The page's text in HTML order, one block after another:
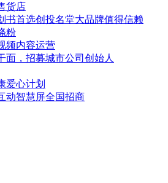
货店
书首选创投名堂大品牌值得信赖
粉
频内容运营
面，招募城市公司创始人
爱心计划
动智慧屏全国招商